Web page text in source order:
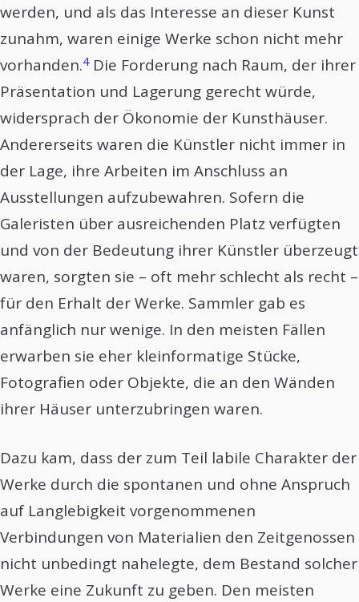
werden, und als das Interesse an dieser Kunst
zunahm, waren einige Werke schon nicht mehr
vorhanden.4Die Forderung nach Raum, der ihrer
Präsentation und Lagerung gerecht würde,
widersprach der Ökonomie der Kunsthäuser.
Andererseits waren die Künstler nicht immer in
der Lage, ihre Arbeiten im Anschluss an
Ausstellungen aufzubewahren. Sofern die
Galeristen über ausreichenden Platz verfügten
und von der Bedeutung ihrer Künstler überzeugt
waren, sorgten sie – oft mehr schlecht als recht –
für den Erhalt der Werke. Sammler gab es
anfänglich nur wenige. In den meisten Fällen
erwarben sie eher kleinformatige Stücke,
Fotografien oder Objekte, die an den Wänden
ihrer Häuser unterzubringen waren.
Dazu kam, dass der zum Teil labile Charakter der
Werke durch die spontanen und ohne Anspruch
auf Langlebigkeit vorgenommenen
Verbindungen von Materialien den Zeitgenossen
nicht unbedingt nahelegte, dem Bestand solcher
Werke eine Zukunft zu geben. Den meisten